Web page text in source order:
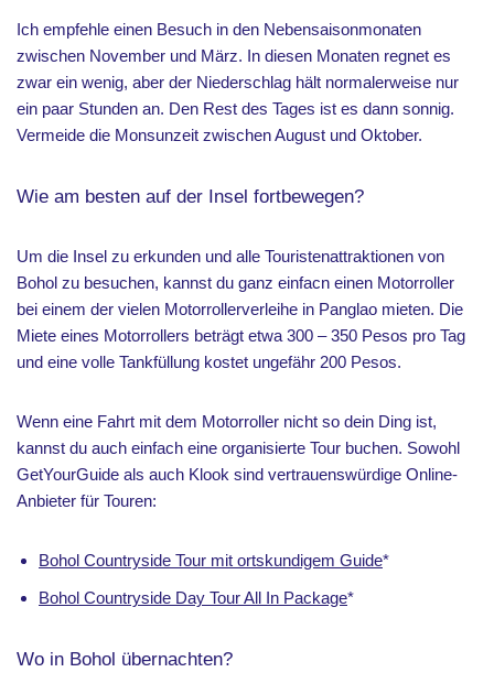
Ich empfehle einen Besuch in den Nebensaisonmonaten
zwischen November und März. In diesen Monaten regnet es
zwar ein wenig, aber der Niederschlag hält normalerweise nur
ein paar Stunden an. Den Rest des Tages ist es dann sonnig.
Vermeide die Monsunzeit zwischen August und Oktober.
Wie am besten auf der Insel fortbewegen?
Um die Insel zu erkunden und alle Touristenattraktionen von
Bohol zu besuchen, kannst du ganz einfacn einen Motorroller
bei einem der vielen Motorrollerverleihe in Panglao mieten. Die
Miete eines Motorrollers beträgt etwa 300 – 350 Pesos pro Tag
und eine volle Tankfüllung kostet ungefähr 200 Pesos.
Wenn eine Fahrt mit dem Motorroller nicht so dein Ding ist,
kannst du auch einfach eine organisierte Tour buchen. Sowohl
GetYourGuide als auch Klook sind vertrauenswürdige Online-
Anbieter für Touren:
Bohol Countryside Tour mit ortskundigem Guide*
Bohol Countryside Day Tour All In Package*
Wo in Bohol übernachten?